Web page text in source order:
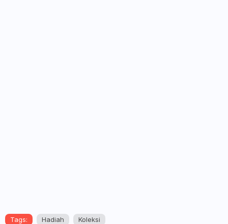
Tags: Hadiah Koleksi